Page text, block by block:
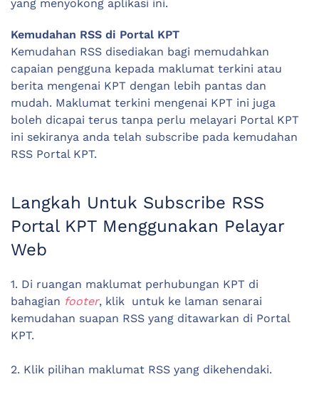
yang menyokong aplikasi ini.
Kemudahan RSS di Portal KPT
Kemudahan RSS disediakan bagi memudahkan
capaian pengguna kepada maklumat terkini atau
berita mengenai KPT dengan lebih pantas dan
mudah. Maklumat terkini mengenai KPT ini juga
boleh dicapai terus tanpa perlu melayari Portal KPT
ini sekiranya anda telah subscribe pada kemudahan
RSS Portal KPT.
Langkah Untuk Subscribe RSS
Portal KPT Menggunakan Pelayar
Web
1. Di ruangan maklumat perhubungan KPT di
bahagian footer, klik untuk ke laman senarai
kemudahan suapan RSS yang ditawarkan di Portal
KPT.
2. Klik pilihan maklumat RSS yang dikehendaki.